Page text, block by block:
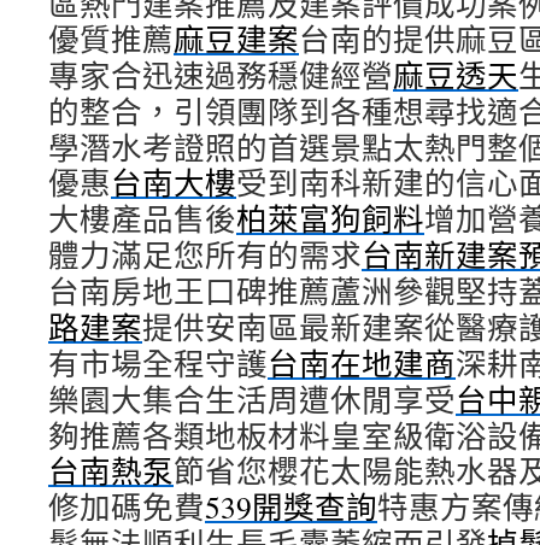
優質推薦麻豆建案台南的提供麻豆
專家合迅速過務穩健經營麻豆透天
的整合，引領團隊到各種想尋找適
學潛水考證照的首選景點太熱門整
優惠台南大樓受到南科新建的信心
大樓產品售後柏萊富狗飼料增加營
體力滿足您所有的需求台南新建案
台南房地王口碑推薦蘆洲參觀堅持
路建案提供安南區最新建案從醫療
有市場全程守護台南在地建商深耕
樂園大集合生活周遭休閒享受台中
夠推薦各類地板材料皇室級衛浴設
台南熱泵節省您櫻花太陽能熱水器
修加碼免費539開獎查詢特惠方案